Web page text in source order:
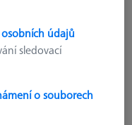
údajů
sledovací
o souborech